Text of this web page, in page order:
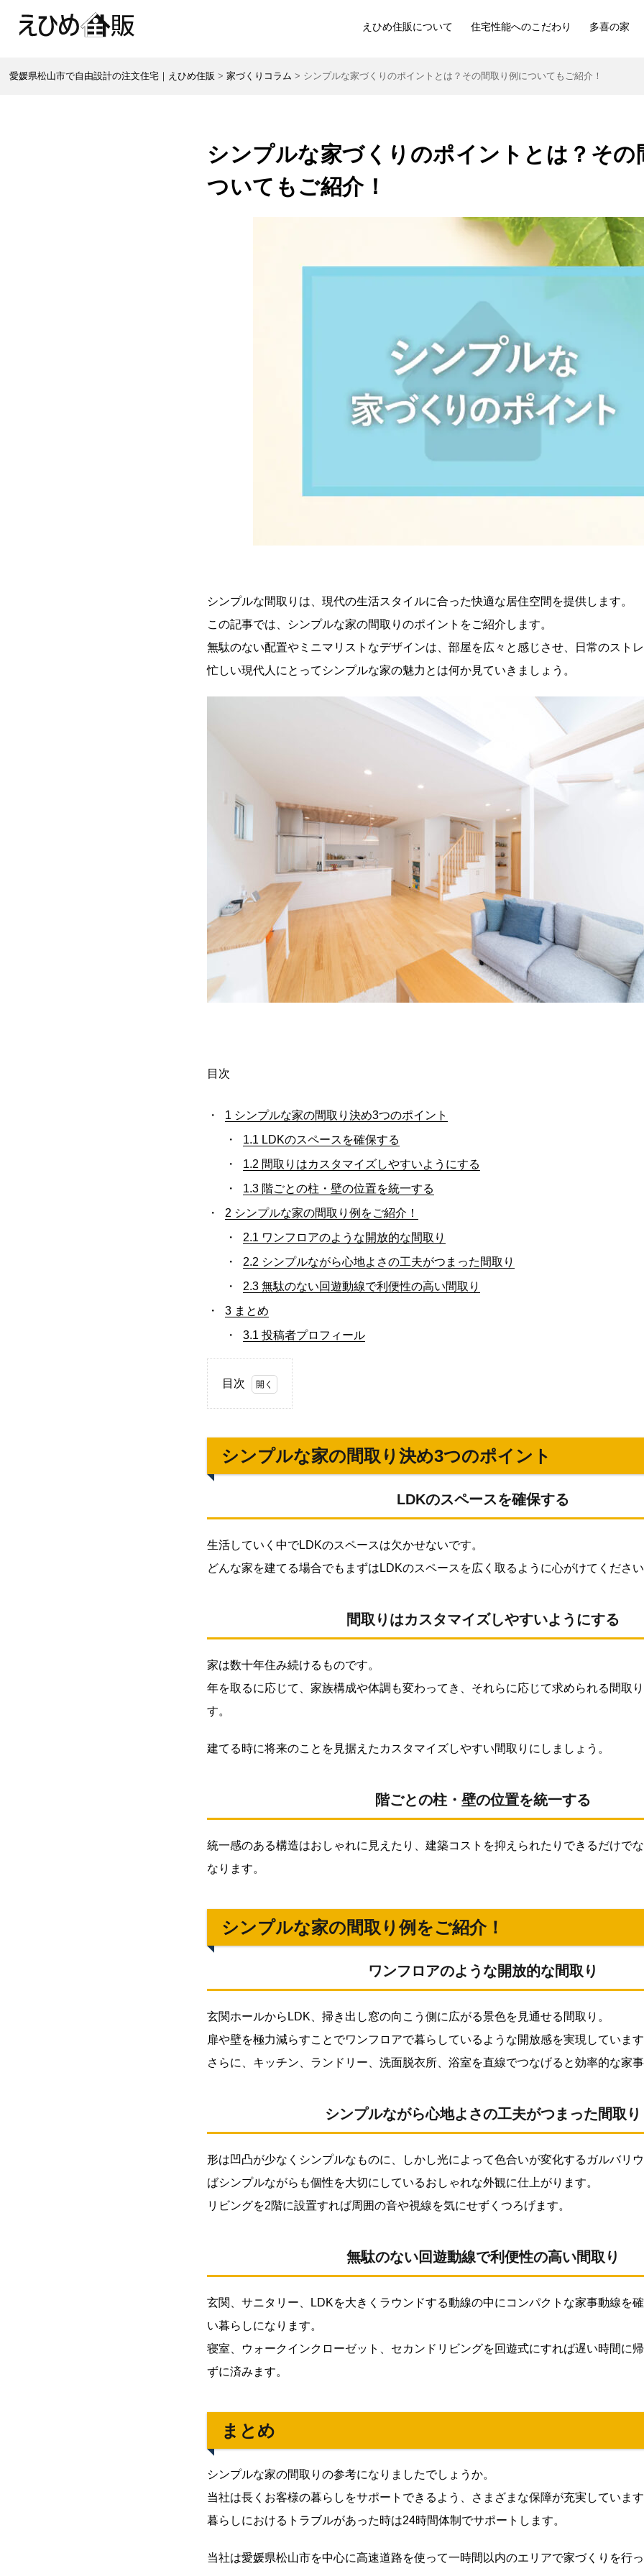
えひめ住販について 住宅性能へのこだわり 多喜の家
愛媛県松山市で自由設計の注文住宅｜えひめ住販 >家づくりコラム > シンプルな家づくりのポイントとは？その間取り例についてもご紹介！
シンプルな家づくりのポイントとは？その
ついてもご紹介！
シンプルな間取りは、現代の生活スタイルに合った快適な居住空間を提供します。
この記事では、シンプルな家の間取りのポイントをご紹介します。
無駄のない配置やミニマリストなデザインは、部屋を広々と感じさせ、日常のスト
忙しい現代人にとってシンプルな家の魅力とは何か見ていきましょう。
目次
1 シンプルな家の間取り決め3つのポイント
1.1 LDKのスペースを確保する
1.2 間取りはカスタマイズしやすいようにする
1.3 階ごとの柱・壁の位置を統一する
2 シンプルな家の間取り例をご紹介！
2.1 ワンフロアのような開放的な間取り
2.2 シンプルながら心地よさの工夫がつまった間取り
2.3 無駄のない回遊動線で利便性の高い間取り
3 まとめ
3.1 投稿者プロフィール
目次
1.
プ
ル
間
取
ポ
イ
1.1.
スを
する
1.2.
りは
カス
タマ
よう
る
位置
を統
る
プル
の間
取り
例を
介！
フロ
アの
よう
放的
な間
2.2.
シンプルな家の間取り決め3つのポイント
LDKのスペースを確保する
生活していく中でLDKのスペースは欠かせないです。
どんな家を建てる場合でもまずはLDKのスペースを広く取るように心がけてくださ
間取りはカスタマイズしやすいようにする
家は数十年住み続けるものです。
年を取るに応じて、家族構成や体調も変わってき、それらに応じて求められる間取
す。
建てる時に将来のことを見据えたカスタマイズしやすい間取りにしましょう。
階ごとの柱・壁の位置を統一する
統一感のある構造はおしゃれに見えたり、建築コストを抑えられたりできるだけで
なります。
シンプルな家の間取り例をご紹介！
ワンフロアのような開放的な間取り
玄関ホールからLDK、掃き出し窓の向こう側に広がる景色を見通せる間取り。
扉や壁を極力減らすことでワンフロアで暮らしているような開放感を実現していま
さらに、キッチン、ランドリー、洗面脱衣所、浴室を直線でつなげると効率的な家
シンプルながら心地よさの工夫がつまった間取り
形は凹凸が少なくシンプルなものに、しかし光によって色合いが変化するガルバリ
ばシンプルながらも個性を大切にしているおしゃれな外観に仕上がります。
リビングを2階に設置すれば周囲の音や視線を気にせずくつろげます。
無駄のない回遊動線で利便性の高い間取り
玄関、サニタリー、LDKを大きくラウンドする動線の中にコンパクトな家事動線を
い暮らしになります。
寝室、ウォークインクローゼット、セカンドリビングを回遊式にすれば遅い時間に
ずに済みます。
まとめ
シンプルな家の間取りの参考になりましたでしょうか。
当社は長くお客様の暮らしをサポートできるよう、さまざまな保障が充実していま
暮らしにおけるトラブルがあった時は24時間体制でサポートします。
当社は愛媛県松山市を中心に高速道路を使って一時間以内のエリアで家づくりを行